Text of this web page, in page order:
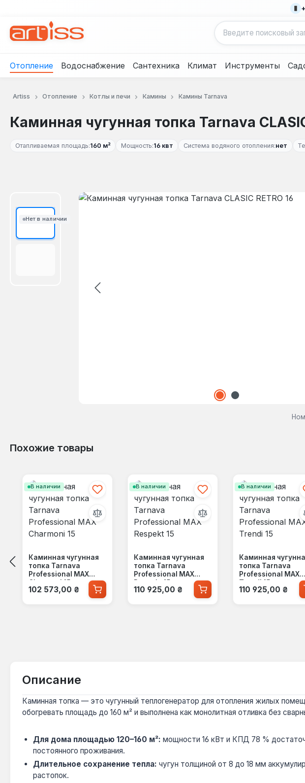
Отопление Водоснабжение Сантехника Климат Инструменты
Artiss Отопление Котлы и печи Камины Камины Tarnava
Каминная чугунная топка Tarnava
Отапливаемая площадь:160 м² Мощность:16 квт Система водяного отопления:нет
Нет в наличии
Пропустить галерею изображений
Похожие товары
В наличии
Каминная чугунная
топка Tarnava
Professional MAX
Charmoni 15
Обычная цена:
102 573,00 ₴
В наличии
Каминная чугунная
топка Tarnava
Professional MAX
Respekt 15
Обычная цена:
110 925,00 ₴
В наличии
Каминная
топка Tarnava
Professional MAX
Trendi 15
Обычная цена:
110 925,00 ₴
Описание
Каминная топка — это чугунный теплогенератор для отопления жилых
обогревать площадь до 160 м² и выполнена как монолитная отливка без
Для дома площадью 120–160 м²: мощности 16 кВт и КПД 78 %
постоянного проживания.
Длительное сохранение тепла: чугун толщиной от 8 до 18 мм
растопок.